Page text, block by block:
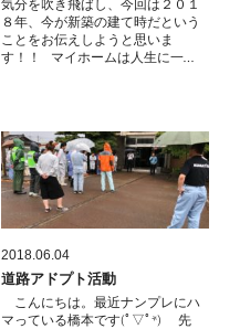
気分を吹き飛ばし、今回は２０１
８年、今が新築の建て時だという
ことをお伝えしようと思いま
す！！ マイホームは人生に一…
2018.06.04
道路アドプト活動
こんにちは。最近ナンプレにハ
マっている橋本です(ﾟ▽ﾟ*) 先